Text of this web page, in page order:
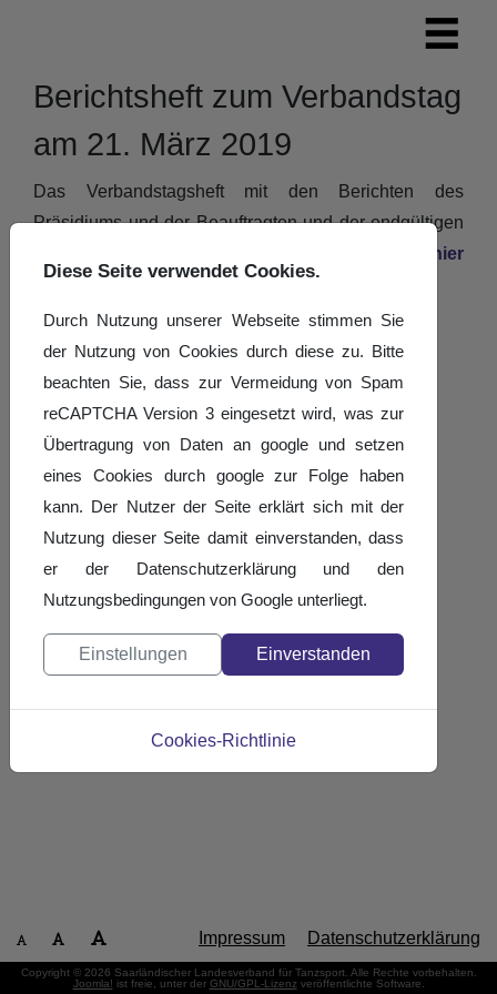
Berichtsheft zum Verbandstag
am 21. März 2019
Das Verbandstagsheft mit den Berichten des
Präsidiums und der Beauftragten und der endgültigen
hier
Geschrieben von:
Veröffentlicht: 15. März 2019
Diese Seite verwendet Cookies.
Durch Nutzung unserer Webseite stimmen Sie
der Nutzung von Cookies durch diese zu. Bitte
beachten Sie, dass zur Vermeidung von Spam
reCAPTCHA Version 3 eingesetzt wird, was zur
Übertragung von Daten an google und setzen
eines Cookies durch google zur Folge haben
kann. Der Nutzer der Seite erklärt sich mit der
Nutzung dieser Seite damit einverstanden, dass
er der Datenschutzerklärung und den
Nutzungsbedingungen von Google unterliegt.
Einstellungen Einverstanden
Cookies-Richtlinie
Impressum Datenschutzerklärung
Copyright © 2026 Saarländischer Landesverband für Tanzsport. Alle Rechte vorbehalten.
Joomla! ist freie, unter der GNU/GPL-Lizenz veröffentlichte Software.